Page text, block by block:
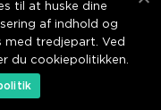
til at huske dine
af indhold og
med tredjepart. Ved
du cookiepolitikken.